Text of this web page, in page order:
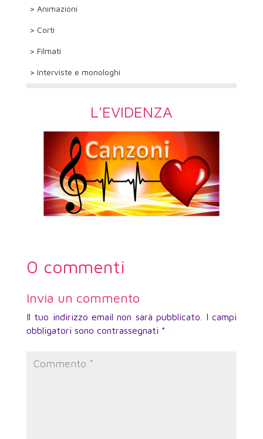
> Animazioni
> Corti
> Filmati
> Interviste e monologhi
L'EVIDENZA
0 commenti
Invia un commento
Il tuo indirizzo email non sarà pubblicato.
I campi
obbligatori sono contrassegnati *